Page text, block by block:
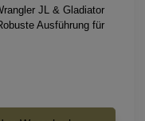
JL & Gladiator
Ausführung für